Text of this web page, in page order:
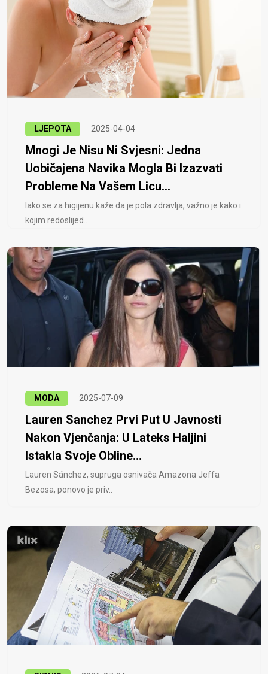
LJEPOTA 2025-04-04
Mnogi Je Nisu Ni Svjesni: Jedna
Uobičajena Navika Mogla Bi Izazvati
Probleme Na Vašem Licu...
Iako se za higijenu kaže da je pola zdravlja, važno je kako i
kojim redoslijed..
MODA 2025-07-09
Lauren Sanchez Prvi Put U Javnosti
Nakon Vjenčanja: U Lateks Haljini
Istakla Svoje Obline...
Lauren Sánchez, supruga osnivača Amazona Jeffa
Bezosa, ponovo je priv..